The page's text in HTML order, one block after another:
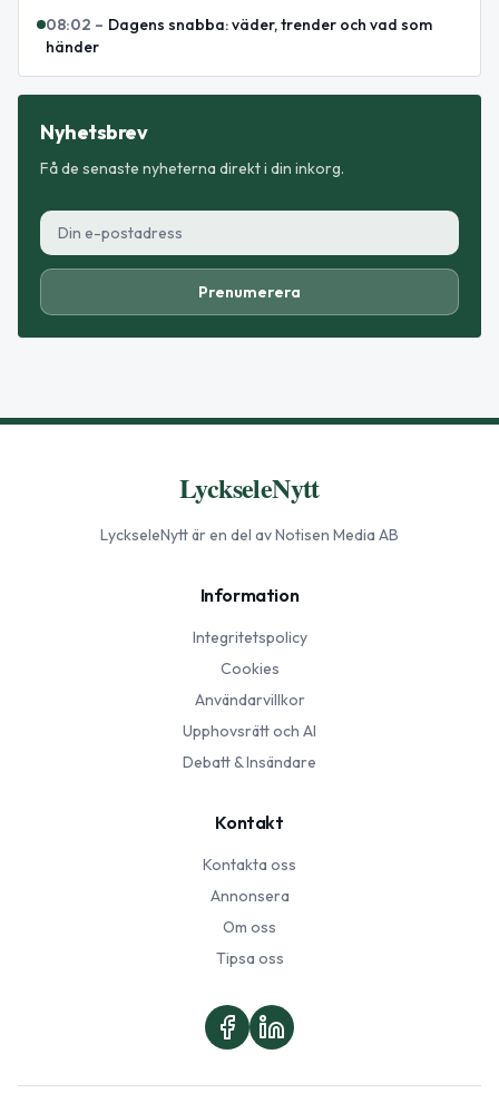
08:02 – Dagens snabba: väder, trender och vad som
händer
Nyhetsbrev
Få de senaste nyheterna direkt i din inkorg.
Prenumerera
LyckseleNytt
LyckseleNyttär en del av Notisen Media AB
Information
Integritetspolicy
Cookies
Användarvillkor
Upphovsrätt och AI
Debatt & Insändare
Kontakt
Kontakta oss
Annonsera
Om oss
Tipsa oss